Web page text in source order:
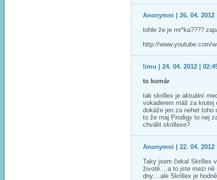
Anonymni | 26. 04. 2012
tohle že je mr*ka????
http://www.youtube.com/
limu | 24. 04. 2012 |
to komár
tak skrillex je aktuální
vokaderem máš za krutej
dokáže jen za nehet toho
to že maj Prodigy to nej
chválit skrillexe?
Anonymni | 22. 04. 2012
Taky jsem čekal Skrillex
životě....a to jste mezi ně
dny....ale Skrillex je